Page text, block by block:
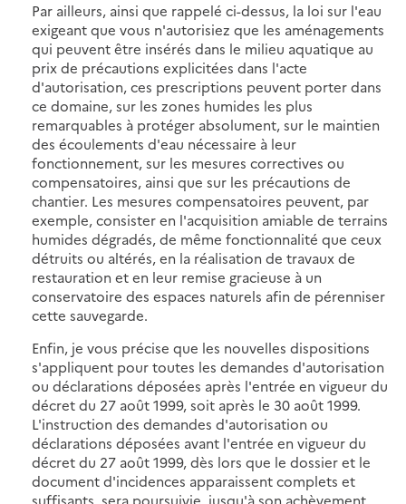
Par ailleurs, ainsi que rappelé ci-dessus, la loi sur l'eau
exigeant que vous n'autorisiez que les aménagements
qui peuvent être insérés dans le milieu aquatique au
prix de précautions explicitées dans l'acte
d'autorisation, ces prescriptions peuvent porter dans
ce domaine, sur les zones humides les plus
remarquables à protéger absolument, sur le maintien
des écoulements d'eau nécessaire à leur
fonctionnement, sur les mesures correctives ou
compensatoires, ainsi que sur les précautions de
chantier. Les mesures compensatoires peuvent, par
exemple, consister en l'acquisition amiable de terrains
humides dégradés, de même fonctionnalité que ceux
détruits ou altérés, en la réalisation de travaux de
restauration et en leur remise gracieuse à un
conservatoire des espaces naturels afin de pérenniser
cette sauvegarde.
Enfin, je vous précise que les nouvelles dispositions
s'appliquent pour toutes les demandes d'autorisation
ou déclarations déposées après l'entrée en vigueur du
décret du 27 août 1999, soit après le 30 août 1999.
L'instruction des demandes d'autorisation ou
déclarations déposées avant l'entrée en vigueur du
décret du 27 août 1999, dès lors que le dossier et le
document d'incidences apparaissent complets et
suffisants, sera poursuivie, jusqu'à son achèvement,